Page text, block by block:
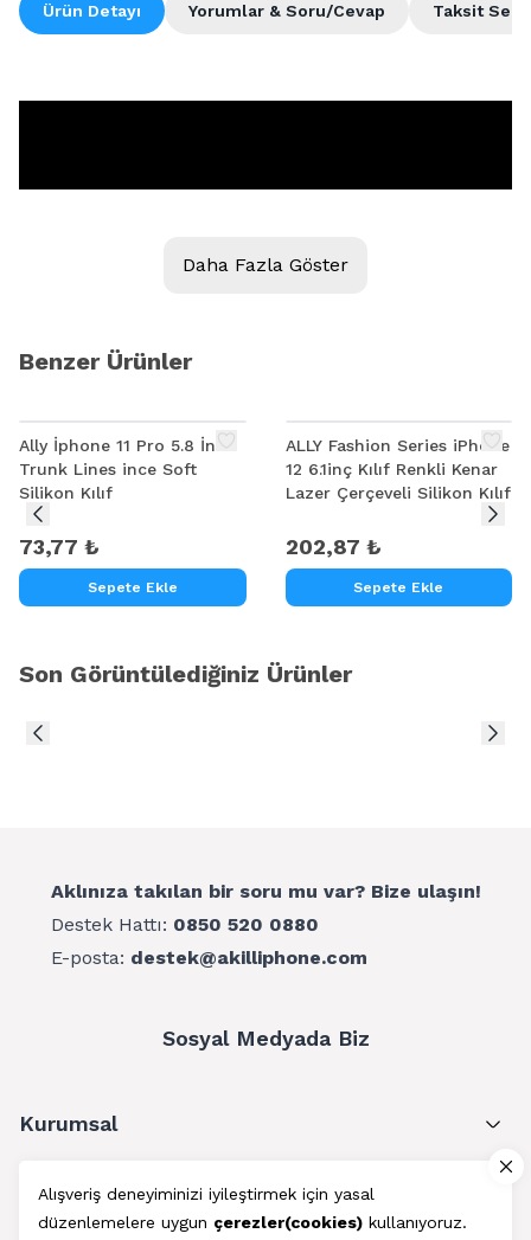
Alışveriş deneyiminizi iyileştirmek için yasal
düzenlemelere uygun çerezler(cookies) kullanıyoruz.
Ürün Detayı Taksit
Yorumlar & Soru/Cevap
Daha Fazla Göster
Benzer Ürünler
Ally İphone 11 Pro 5.8 İnch
Trunk Lines ince Soft
Silikon Kılıf
73,77 ₺
Sepete Ekle
ALLY Fashion Series iPhone
12 6.1inç Kılıf Renkli Kenar
Lazer Çerçeveli Silikon Kılıf
202,87 ₺
Sepete Ekle
Son Görüntülediğiniz Ürünler
Aklınıza takılan bir soru mu var? Bize ulaşın!
Destek Hattı: 0850 520 0880
E-posta: destek@akilliphone.com
Sosyal Medyada Biz
Kurumsal
Müşteri Hizmetleri